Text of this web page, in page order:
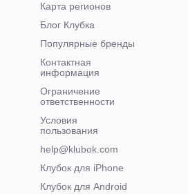
Карта регионов
Блог Клубка
Популярные бренды
Контактная
информация
Ограничение
ответственности
Условия
пользования
help@klubok.com
Клубок для iPhone
Клубок для Android